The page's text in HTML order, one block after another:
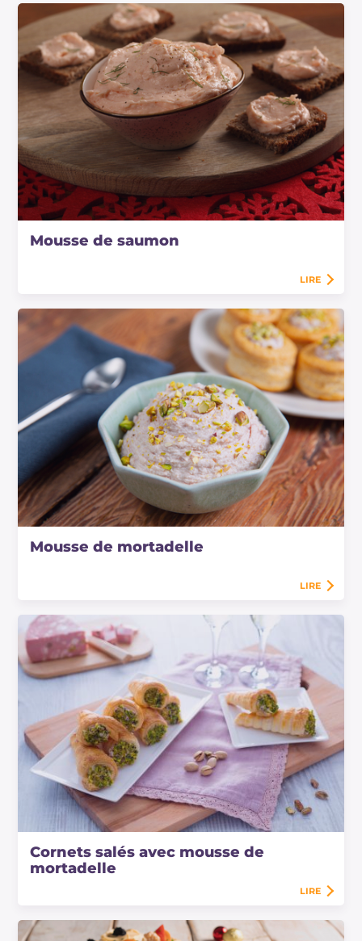
Mousse de saumon
LIRE
Mousse de mortadelle
LIRE
Cornets salés avec mousse de
mortadelle
LIRE